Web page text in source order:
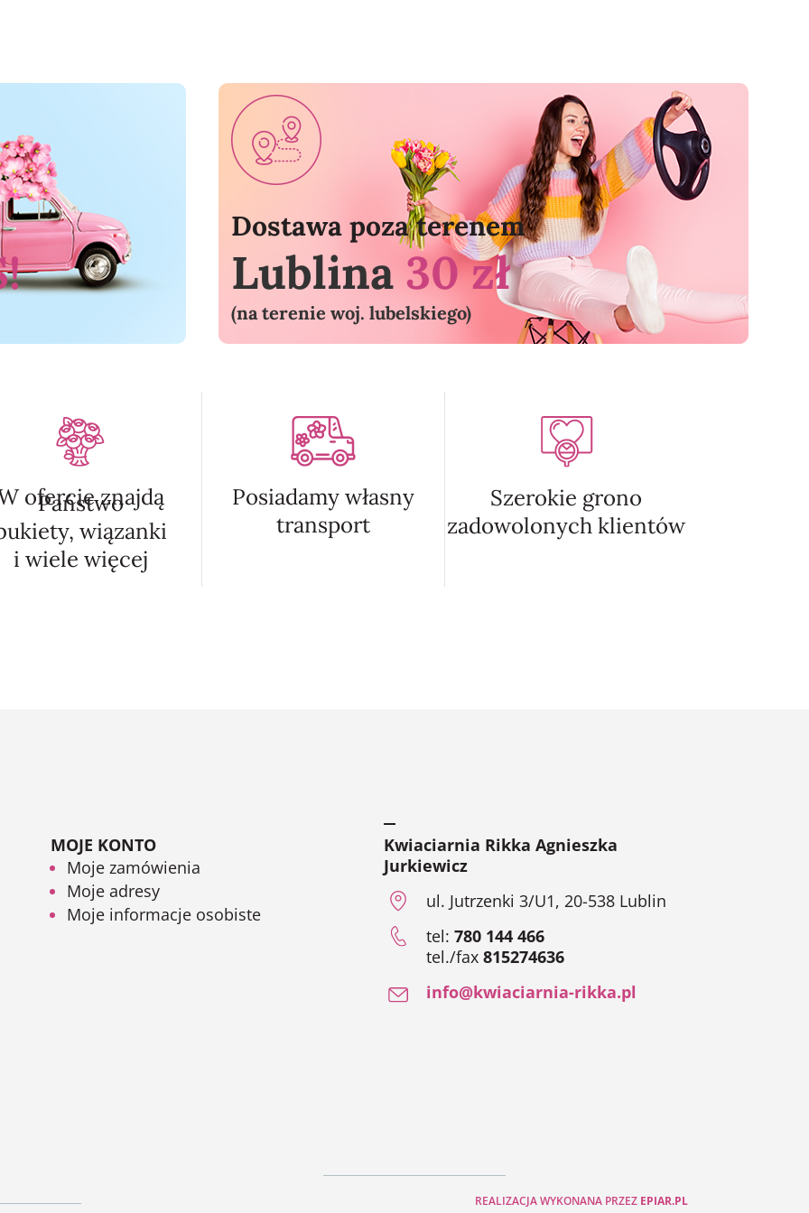
Dostawa poza terenem
Lublina 30 zł
(na terenie woj. lubelskiego)
ofercie znajdą
Państwo
wiązanki
i wiele więcej
Posiadamy własny
transport
Szerokie grono
zadowolonych klientów
MOJE KONTO
Moje zamówienia
Moje adresy
Moje informacje osobiste
Kwiaciarnia Rikka Agnieszka
Jurkiewicz
ul. Jutrzenki 3/U1, 20-538 Lublin
tel:780 144 466
tel./fax815274636
info@kwiaciarnia-rikka.pl
REALIZACJA WYKONANA PRZEZ EPIAR.PL